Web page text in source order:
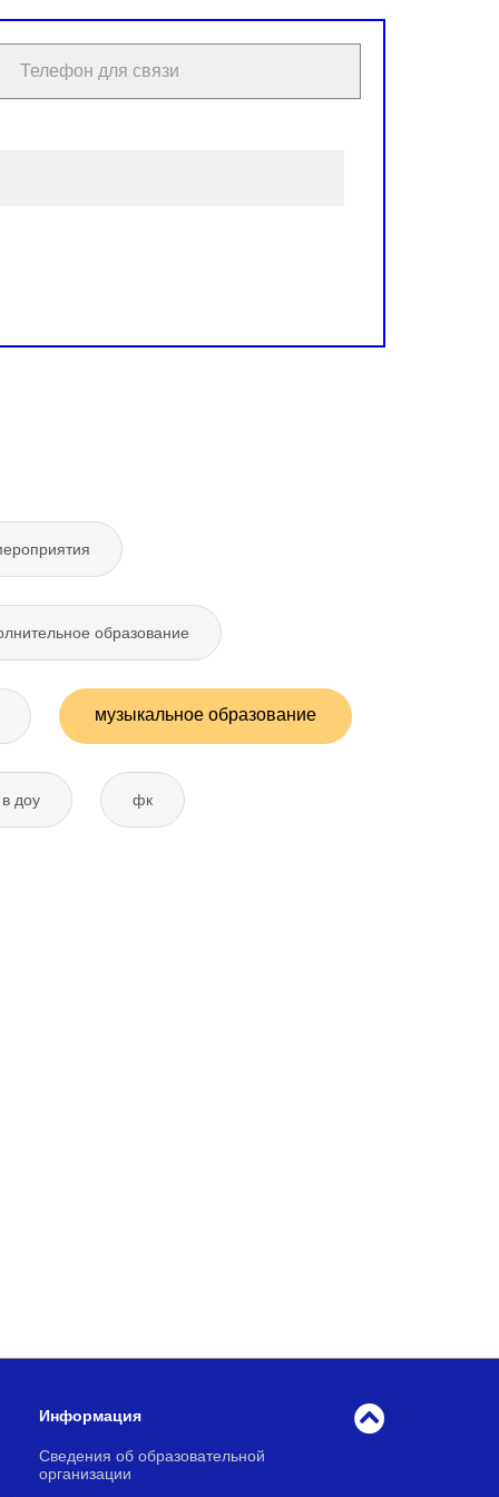
образование
музыкальное образование
доу фк
Информация
Сведения об образовательной
организации